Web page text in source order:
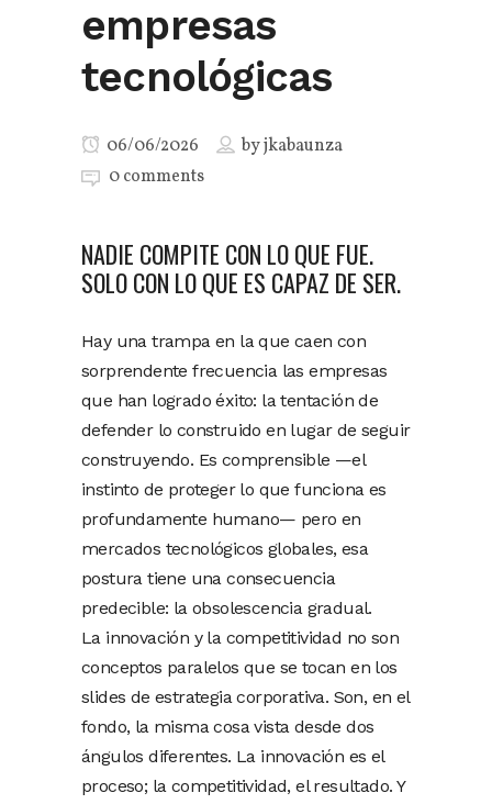
empresas
tecnológicas
06/06/2026 byjkabaunza
0 comments
NADIE COMPITE CON LO QUE FUE.
SOLO CON LO QUE ES CAPAZ DE SER.
Hay una trampa en la que caen con
sorprendente frecuencia las empresas
que han logrado éxito: la tentación de
defender lo construido en lugar de seguir
construyendo. Es comprensible —el
instinto de proteger lo que funciona es
profundamente humano— pero en
mercados tecnológicos globales, esa
postura tiene una consecuencia
predecible: la obsolescencia gradual.
La innovación y la competitividad no son
conceptos paralelos que se tocan en los
slides de estrategia corporativa. Son, en el
fondo, la misma cosa vista desde dos
ángulos diferentes. La innovación es el
proceso; la competitividad, el resultado. Y